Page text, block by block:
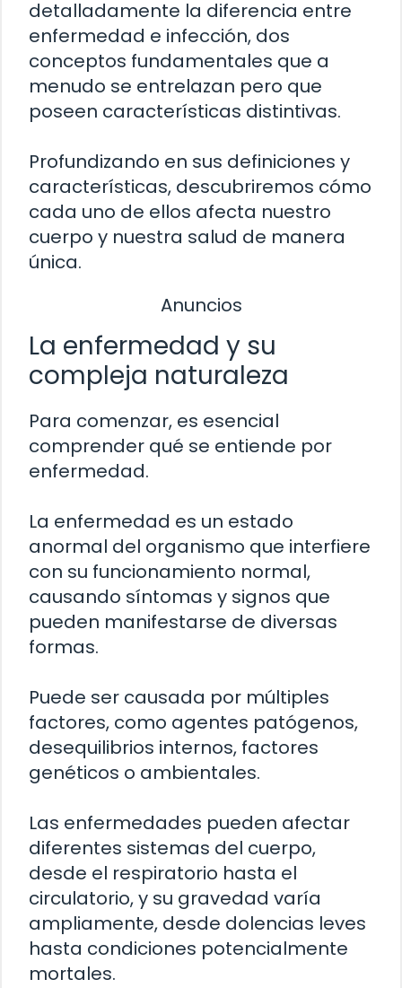
detalladamente la diferencia entre
enfermedad e infección, dos
conceptos fundamentales que a
menudo se entrelazan pero que
poseen características distintivas.
Profundizando en sus definiciones y
características, descubriremos cómo
cada uno de ellos afecta nuestro
cuerpo y nuestra salud de manera
única.
Anuncios
La enfermedad y su
compleja naturaleza
Para comenzar, es esencial
comprender qué se entiende por
enfermedad.
La enfermedad es un estado
anormal del organismo que interfiere
con su funcionamiento normal,
causando síntomas y signos que
pueden manifestarse de diversas
formas.
Puede ser causada por múltiples
factores, como agentes patógenos,
desequilibrios internos, factores
genéticos o ambientales.
Las enfermedades pueden afectar
diferentes sistemas del cuerpo,
desde el respiratorio hasta el
circulatorio, y su gravedad varía
ampliamente, desde dolencias leves
hasta condiciones potencialmente
mortales.